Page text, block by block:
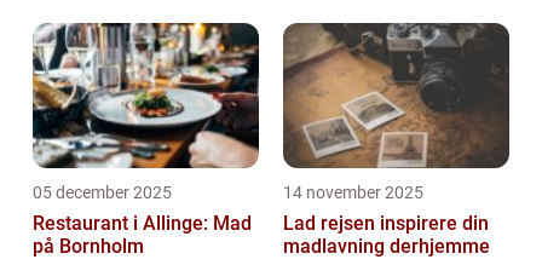
05 december 2025
Restaurant i Allinge: Mad
på Bornholm
14 november 2025
Lad rejsen inspirere din
madlavning derhjemme